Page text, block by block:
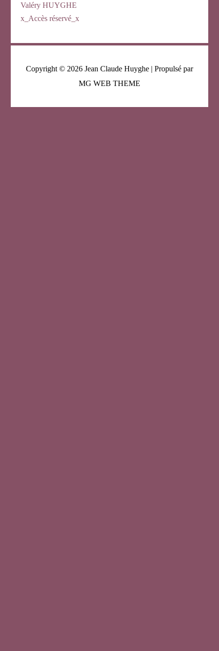
Valéry HUYGHE
x_Accès réservé_x
Copyright © 2026 Jean Claude Huyghe | Propulsé par
MG WEB THEME